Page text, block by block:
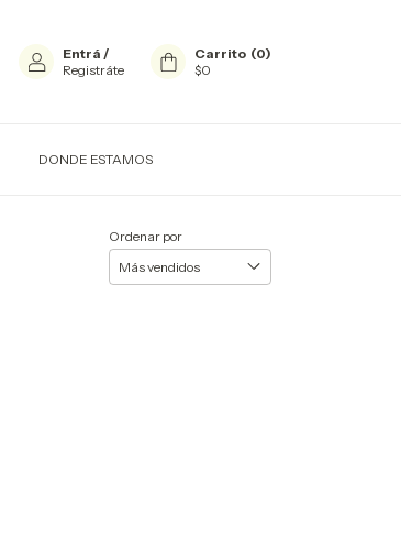
Entrá /
Registráte
Carrito (0)
$0
DONDE ESTAMOS
Ordenar por